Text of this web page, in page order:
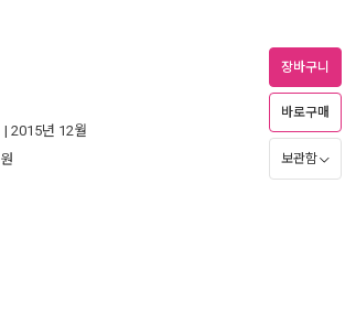
| 2015년 12월
원
장바구니
바로구매
보관함